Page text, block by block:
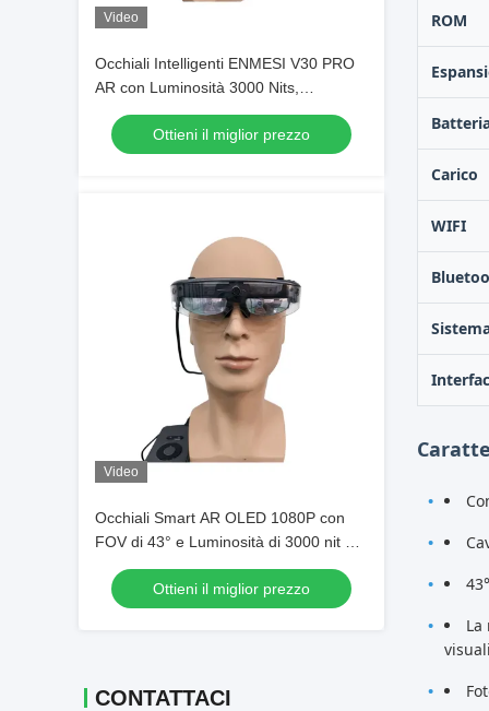
Video
Occhiali Intelligenti ENMESI V30 PRO
AR con Luminosità 3000 Nits,
Risoluzione 1920 * 1080 e Fotocamera
da 13 MPOttieni il miglior prezzo
Video
Occhiali Smart AR OLED 1080P con
FOV di 43° e Luminosità di 3000 nit per
un'Esperienza di Realtà Aumentata
ImmersivaOttieni il miglior prezzo
CONTATTACI
ROM
Carico
WIFI